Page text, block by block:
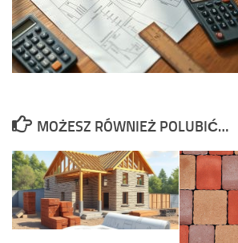
MOŻESZ RÓWNIEŻ POLUBIĆ…